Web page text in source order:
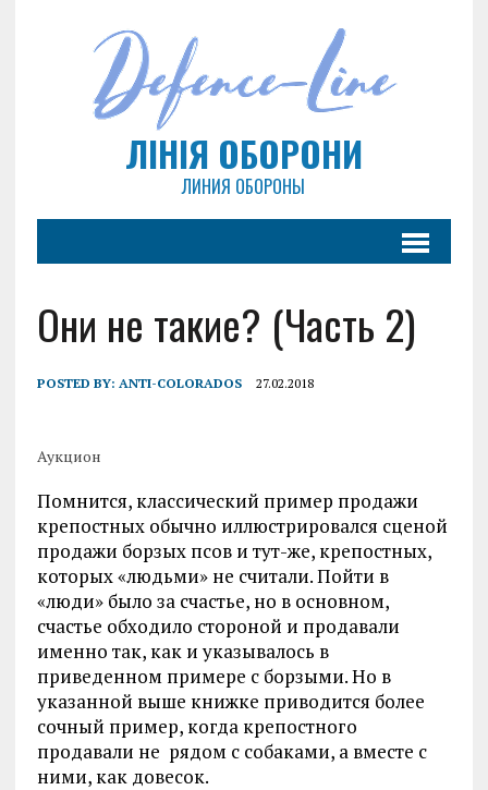
ЛІНІЯ ОБОРОНИ
ЛИНИЯ ОБОРОНЫ
Они не такие? (Часть 2)
POSTED BY: ANTI-COLORADOS 27.02.2018
Аукцион
Помнится, классический пример продажи
крепостных обычно иллюстрировался сценой
продажи борзых псов и тут-же, крепостных,
которых «людьми» не считали. Пойти в
«люди» было за счастье, но в основном,
счастье обходило стороной и продавали
именно так, как и указывалось в
приведенном примере с борзыми. Но в
указанной выше книжке приводится более
сочный пример, когда крепостного
продавали не рядом с собаками, а вместе с
ними, как довесок.